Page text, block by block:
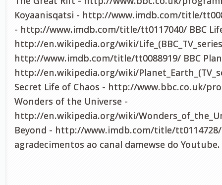
Koyaanisqatsi - http://www.imdb.com/title/
- http://www.imdb.com/title/tt0117040/ BBC
http://en.wikipedia.org/wiki/
http://www.imdb.com/title/tt0088919/ BBC
http://en.wikipedia.org/wiki/
Secret Life of Chaos - http://www.bbc.co.uk/
Wonders of the Universe -
http://en.wikipedia.org/wiki/
Beyond - http://www.imdb.com/title/tt0114728/
agradecimentos ao canal damewse do Youtube.